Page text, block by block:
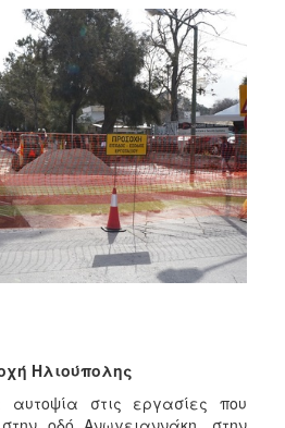
Ηλιούπολης
αυτοψία στις εργασίες που